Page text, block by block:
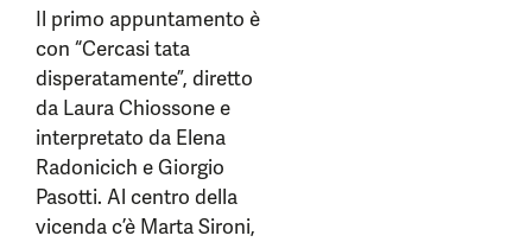
Il primo appuntamento è
con “Cercasi tata
disperatamente”, diretto
da Laura Chiossone e
interpretato da Elena
Radonicich e Giorgio
Pasotti. Al centro della
vicenda c’è Marta Sironi,